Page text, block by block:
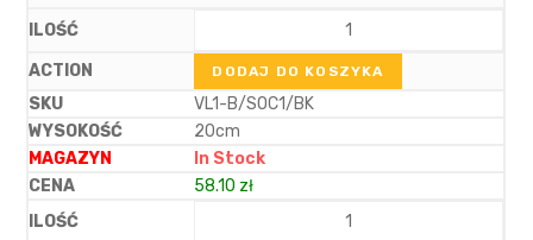
DODAJ DO KOSZYKA
VL1-B/SOC1/BK
20cm
In Stock
58.10 zł